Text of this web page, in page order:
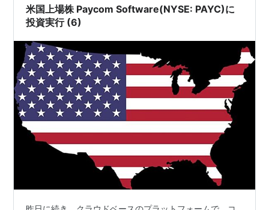
米国上場株 Paycom Software(NYSE: PAYC)に
投資実行 (6)